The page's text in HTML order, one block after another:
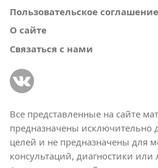
Пользовательское соглашение
О сайте
Связаться с нами
Все представленные на сайте
предназначены исключительно
целей и не предназначены для
консультаций, диагностики или